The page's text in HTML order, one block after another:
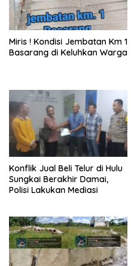
Miris ! Kondisi Jembatan Km 1
Basarang di Keluhkan Warga
Konflik Jual Beli Telur di Hulu
Sungkai Berakhir Damai,
Polisi Lakukan Mediasi